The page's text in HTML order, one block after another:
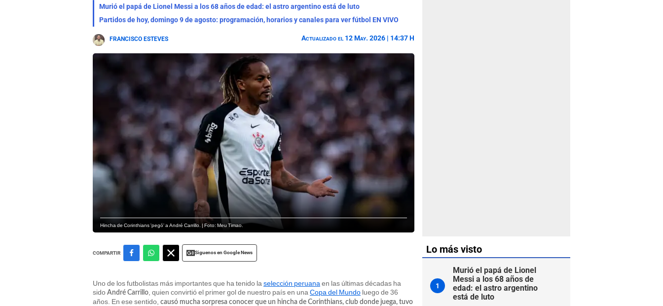
Murió el papá de Lionel Messi a los 68 años de edad: el astro argentino está de luto
Partidos de hoy, domingo 9 de agosto: programación, horarios y canales para ver fútbol EN VIVO
FRANCISCO ESTEVES Actualizado el 12 May. 2026 | 14:37 H
Hincha de Corinthians 'pegó' a André Carrillo. | Foto: Meu Timao.
COMPARTIR Siguenos en Google News
Uno de los futbolistas más importantes que ha tenido la selección peruana en las últimas décadas ha
sido André Carrillo , quien convirtió el primer gol de nuestro país en una Copa del Mundo luego de 36
años. En ese sentido, causó mucha sorpresa conocer que un hincha de Corinthians, club donde juega, tuvo
Lo más visto
1
Murió el papá de Lionel
Messi a los 68 años de
edad: el astro argentino
está de luto